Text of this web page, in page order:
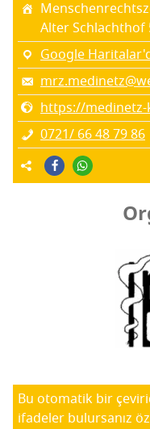
Alter Sch­lacht­hof
Google
https://
0721/ 66 48 79 86
Bu otomatik bir
ifadeler bulursanız